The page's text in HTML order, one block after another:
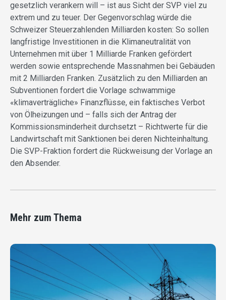
gesetzlich verankern will – ist aus Sicht der SVP viel zu
extrem und zu teuer. Der Gegenvorschlag würde die
Schweizer Steuerzahlenden Milliarden kosten: So sollen
langfristige Investitionen in die Klimaneutralität von
Unternehmen mit über 1 Milliarde Franken gefördert
werden sowie entsprechende Massnahmen bei Gebäuden
mit 2 Milliarden Franken. Zusätzlich zu den Milliarden an
Subventionen fordert die Vorlage schwammige
«klimaverträgliche» Finanzflüsse, ein faktisches Verbot
von Ölheizungen und – falls sich der Antrag der
Kommissionsminderheit durchsetzt – Richtwerte für die
Landwirtschaft mit Sanktionen bei deren Nichteinhaltung.
Die SVP-Fraktion fordert die Rückweisung der Vorlage an
den Absender.
Mehr zum Thema